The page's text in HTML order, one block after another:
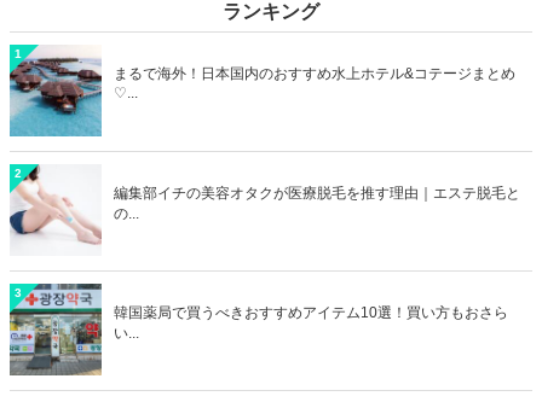
ランキング
1
まるで海外！日本国内のおすすめ水上ホテル&コテージまとめ
♡...
2
編集部イチの美容オタクが医療脱毛を推す理由｜エステ脱毛と
の...
3
韓国薬局で買うべきおすすめアイテム10選！買い方もおさら
い...